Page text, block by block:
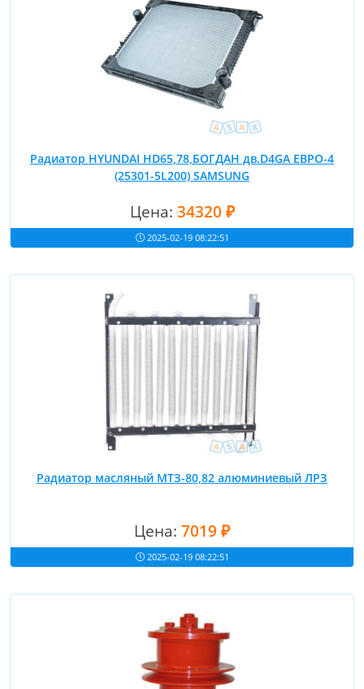
Радиатор HYUNDAI HD65,78,БОГДАН дв.D4GA ЕВРО-4
(25301-5L200) SAMSUNG
Цена: 34320 ₽
2025-02-19 08:22:51
Радиатор масляный МТЗ-80,82 алюминиевый ЛРЗ
Цена: 7019 ₽
2025-02-19 08:22:51